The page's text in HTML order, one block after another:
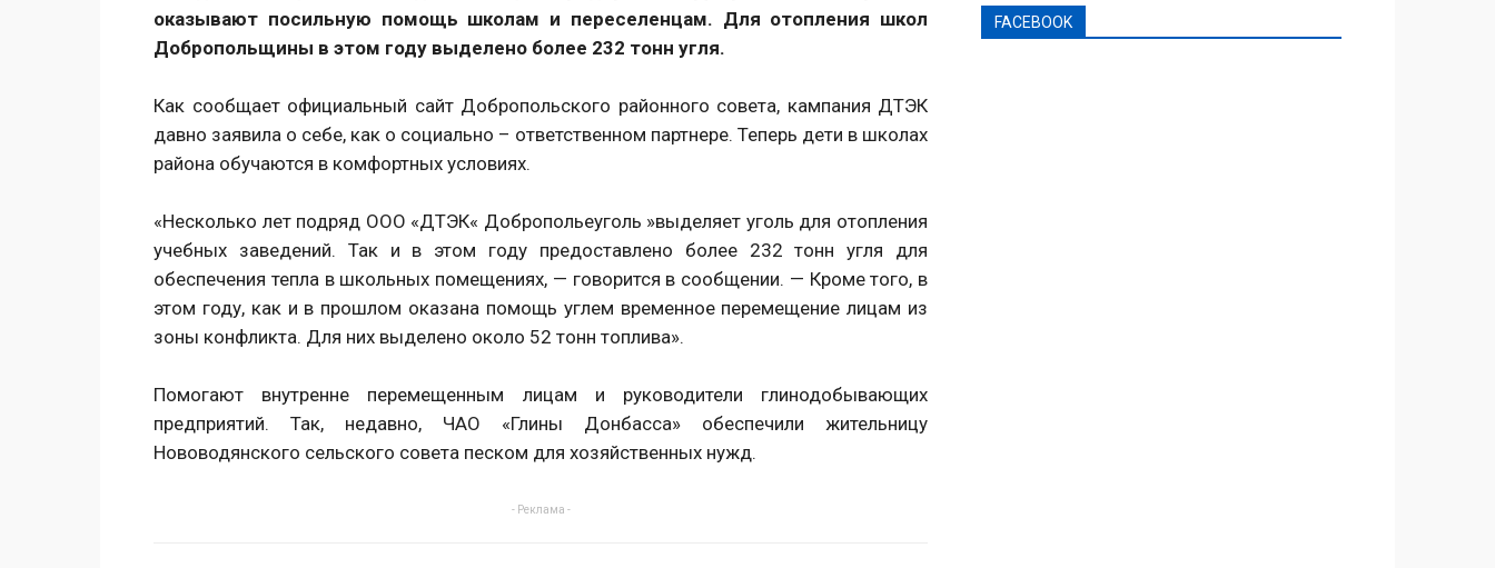
оказывают посильную помощь школам и переселенцам. Для отопления школ
Добропольщины в этом году выделено более 232 тонн угля.
Как сообщает официальный сайт Добропольского районного совета, кампания ДТЭК
давно заявила о себе, как о социально – ответственном партнере. Теперь дети в школах
района обучаются в комфортных условиях.
«Несколько лет подряд ООО «ДТЭК« Добропольеуголь »выделяет уголь для отопления
учебных заведений. Так и в этом году предоставлено более 232 тонн угля для
обеспечения тепла в школьных помещениях, — говорится в сообщении. — Кроме того, в
этом году, как и в прошлом оказана помощь углем временное перемещение лицам из
зоны конфликта. Для них выделено около 52 тонн топлива».
Помогают внутренне перемещенным лицам и руководители глинодобывающих
предприятий. Так, недавно, ЧАО «Глины Донбасса» обеспечили жительницу
Нововодянского сельского совета песком для хозяйственных нужд.
- Реклама -
FACEBOOK